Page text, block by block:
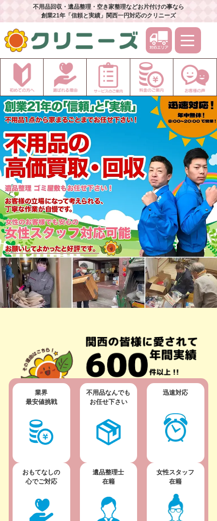
不用品回収・遺品整理・空き家整理などお片付けの事なら
創業21年「信頼と実績」関西一円対応のクリニーズ
業界
最安値挑戦
不用品なんでも
お任せ下さい
迅速対応
おもてなしの
心でご対応
遺品整理士
在籍
女性スタッフ
在籍